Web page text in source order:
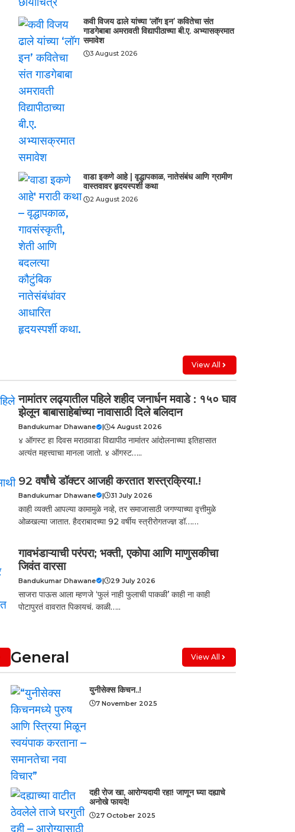
कवी विजय ढाले यांच्या ‘लॉग इन’ कवितेचा संत
गाडगेबाबा अमरावती विद्यापीठाच्या बी.ए. अभ्यासक्रमात
समावेश
3 August 2026
वाडा इकणे आहे | वृद्धापकाळ, नातेसंबंध आणि ग्रामीण
वास्तवावर हृदयस्पर्शी कथा
2 August 2026
View All
नामांतर लढ्यातील पहिले शहीद जनार्धन मवाडे : १५० घाव
झेलून बाबासाहेबांच्या नावासाठी दिले बलिदान
Bandukumar Dhawane | 4 August 2026
४ ऑगस्ट हा दिवस मराठवाडा विद्यापीठ नामांतर आंदोलनाच्या इतिहासात
अत्यंत महत्त्वाचा मानला जातो. ४ ऑगस्ट…..
92 वर्षांचे डॉक्टर आजही करतात शस्त्रक्रिया.!
Bandukumar Dhawane | 31 July 2026
काही व्यक्ती आपल्या कामामुळे नव्हे, तर समाजासाठी जगण्याच्या वृत्तीमुळे
ओळखल्या जातात. हैदराबादच्या 92 वर्षीय स्त्रीरोगतज्ज्ञ डॉ……
गावभंडाऱ्याची परंपरा; भक्ती, एकोपा आणि माणुसकीचा
जिवंत वारसा
Bandukumar Dhawane | 29 July 2026
साजरा पाऊस आला म्हणजे ‘फुलं नाही फुलाची पाकळी’ काही ना काही
पोटापुरतं वावरात पिकायचं. काळी…..
General View All
युनीसेक्स किचन..!
7 November 2025
दही रोज खा, आरोग्यदायी रहा! जाणून घ्या दह्याचे
अनोखे फायदे!
27 October 2025